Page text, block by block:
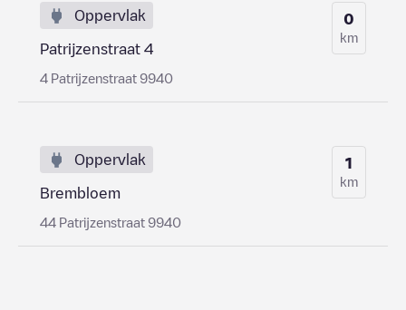
Oppervlak
Patrijzenstraat 4
4 Patrijzenstraat 9940
0
km
Oppervlak
Brembloem
44 Patrijzenstraat 9940
1
km